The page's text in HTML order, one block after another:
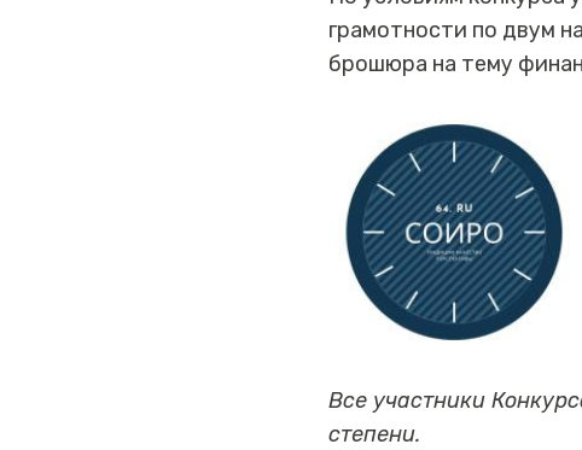
грамотности по двум
брошюра на тему
Все участники
степени.